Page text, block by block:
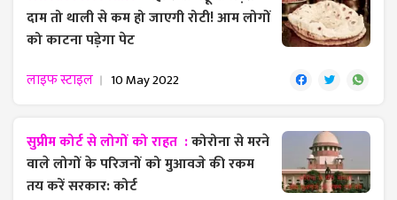
दाम तो थाली से कम हो जाएगी रोटी! आम लोगों
को काटना पड़ेगा पेट
लाइफ स्टाइल 10 May 2022
सुप्रीम कोर्ट से लोगों को राहत :कोरोना से मरने
वाले लोगों के परिजनों को मुआवजे की रकम
तय करें सरकार: कोर्ट